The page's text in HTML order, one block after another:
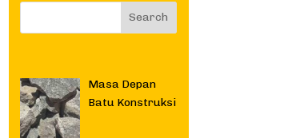
Masa Depan
Batu Konstruksi